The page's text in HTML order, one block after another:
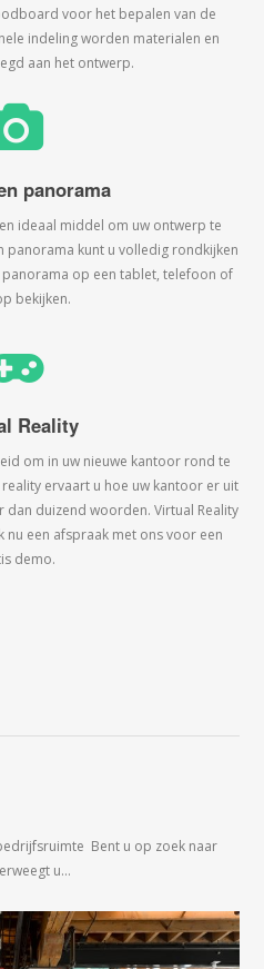
voor het bepalen van de
indeling worden materialen en
aan het ontwerp.
panorama
ideaal middel om uw ontwerp te
panorama kunt u volledig rondkijken
op een tablet, telefoon of
bekijken.
Reality
om in uw nieuwe kantoor rond te
ervaart u hoe uw kantoor er uit
dan duizend woorden. Virtual Reality
nu een afspraak met ons voor een
demo.
Bent u op zoek naar
u…